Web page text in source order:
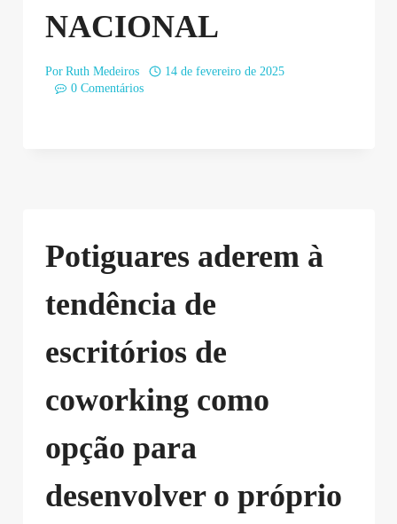
NACIONAL
Por Ruth Medeiros
14 de fevereiro de 2025
0 Comentários
Potiguares aderem à
tendência de
escritórios de
coworking como
opção para
desenvolver o próprio